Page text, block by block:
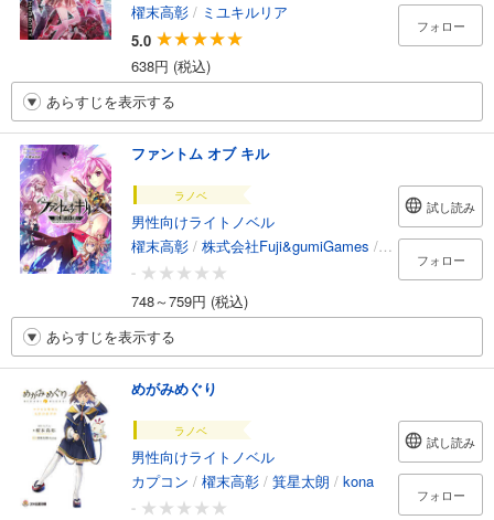
櫂末高彰 / ミユキルリア
5.0
638円 (税込)
フォロー
あらすじを表示する
ファントム オブ キル
ラノベ
男性向けライトノベル
櫂末高彰 / 株式会社Fuji&gumiGames / Mai.E（gumi）
-
748～759円 (税込)
試し読み
フォロー
あらすじを表示する
めがみめぐり
ラノベ
男性向けライトノベル
カプコン / 櫂末高彰 / 箕星太朗 / kona
-
試し読み
フォロー